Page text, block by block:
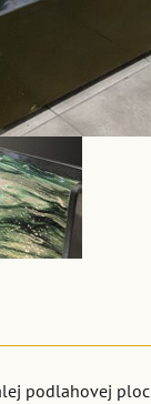
podlahovej